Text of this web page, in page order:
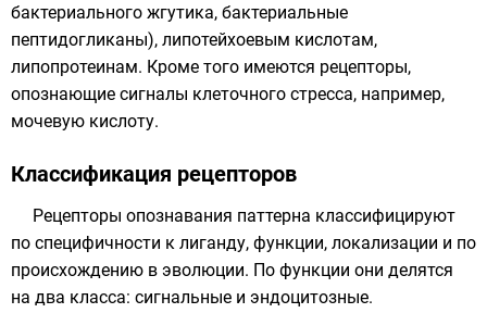
бактериального жгутика, бактериальные
пептидогликаны), липотейхоевым кислотам,
липопротеинам. Кроме того имеются рецепторы,
опознающие сигналы клеточного стресса, например,
мочевую кислоту.
Классификация рецепторов
Рецепторы опознавания паттерна классифицируют
по специфичности к лиганду, функции, локализации и по
происхождению в эволюции. По функции они делятся
на два класса: сигнальные и эндоцитозные.